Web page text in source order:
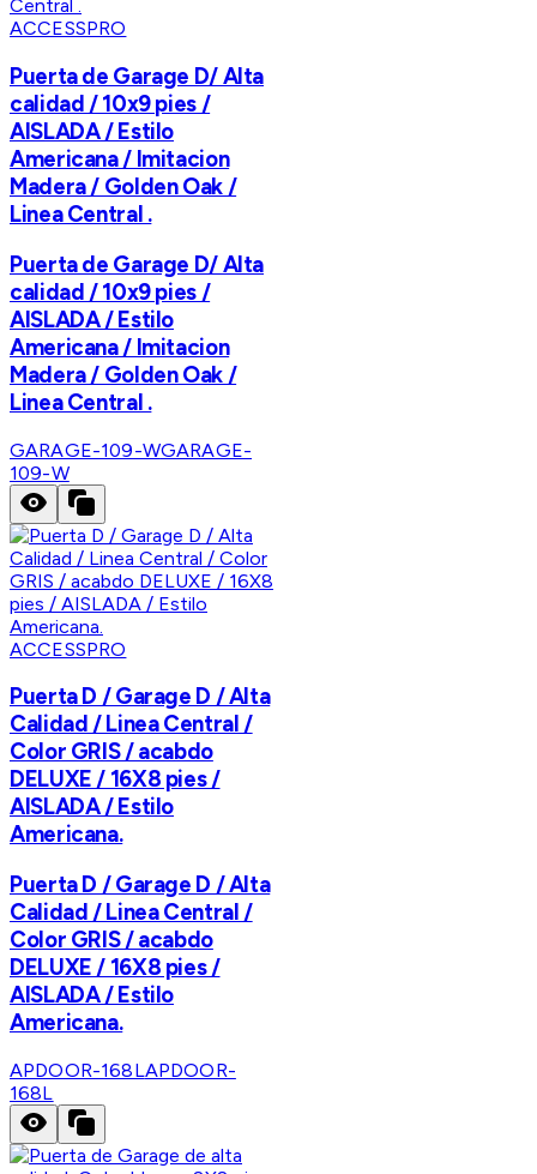
ACCESSPRO
Puerta de Garage D/ Alta
calidad / 10x9 pies /
AISLADA / Estilo
Americana / Imitacion
Madera / Golden Oak /
Linea Central .
Puerta de Garage D/ Alta
calidad / 10x9 pies /
AISLADA / Estilo
Americana / Imitacion
Madera / Golden Oak /
Linea Central .
GARAGE-109-WGARAGE-
109-W
ACCESSPRO
Puerta D / Garage D / Alta
Calidad / Linea Central /
Color GRIS / acabdo
DELUXE / 16X8 pies /
AISLADA / Estilo
Americana.
Puerta D / Garage D / Alta
Calidad / Linea Central /
Color GRIS / acabdo
DELUXE / 16X8 pies /
AISLADA / Estilo
Americana.
APDOOR-168LAPDOOR-
168L